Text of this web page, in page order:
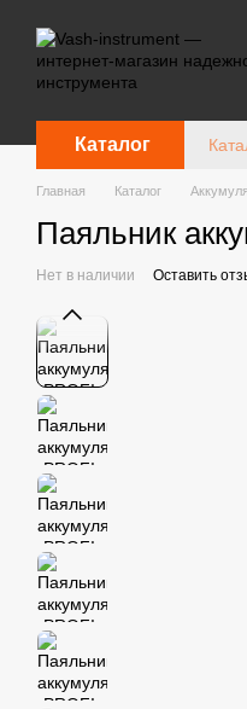
Каталог
Главная Каталог
Паяльник
Нет в наличии Оставить